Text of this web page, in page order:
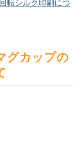
カートへ進む
回転シルク印刷につ
グカップの